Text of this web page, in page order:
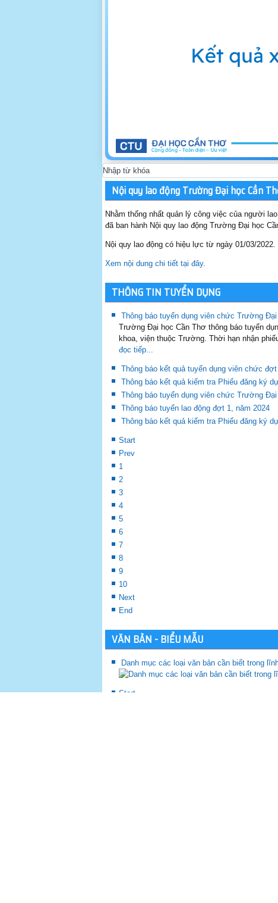
Nội quy lao động Trường Đại học Cần
Nhằm thống nhất quản lý công việc của người
đã ban hành Nội quy lao động Trường Đại học
Nội quy lao động có hiệu lực từ ngày 01/03/2022.
Xem nội dung chi tiết tại đây.
THÔNG TIN TUYỂN DỤNG
Thông báo tuyển dụng viên chức Trường
Trường Đại học Cần Thơ thông báo tuyển
khoa, viện thuộc Trường. Thời hạn nhận
đọc tiếp...
Thông báo kết quả tuyển dụng viên chức
Thông báo kết quả kiểm tra Phiếu đăng ký
Thông báo tuyển dụng viên chức Trường
Thông báo tuyển lao động đợt 1, năm 2024
Thông báo kết quả kiểm tra Phiếu đăng ký
Start
Prev
1
2
3
4
5
6
7
8
9
10
Next
End
VĂN BẢN - BIỂU MẪU
Danh mục các loại văn bản cần biết trong
Start